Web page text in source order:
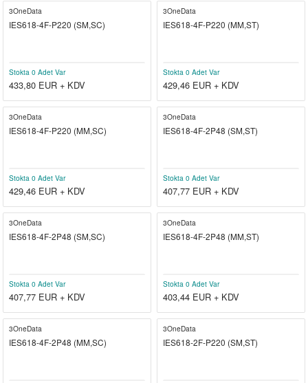
Anahtarlar
3OneData
IES618-4F-P220 (SM,SC)
Stokta 0 Adet Var
433,80 EUR + KDV
3OneData
IES618-4F-P220 (MM,ST)
Stokta 0 Adet Var
429,46 EUR + KDV
3OneData
IES618-4F-P220 (MM,SC)
Stokta 0 Adet Var
429,46 EUR + KDV
3OneData
IES618-4F-2P48 (SM,ST)
Stokta 0 Adet Var
407,77 EUR + KDV
3OneData
IES618-4F-2P48 (SM,SC)
Stokta 0 Adet Var
407,77 EUR + KDV
3OneData
IES618-4F-2P48 (MM,ST)
Stokta 0 Adet Var
403,44 EUR + KDV
3OneData
IES618-4F-2P48 (MM,SC)
3OneData
IES618-2F-P220 (SM,ST)